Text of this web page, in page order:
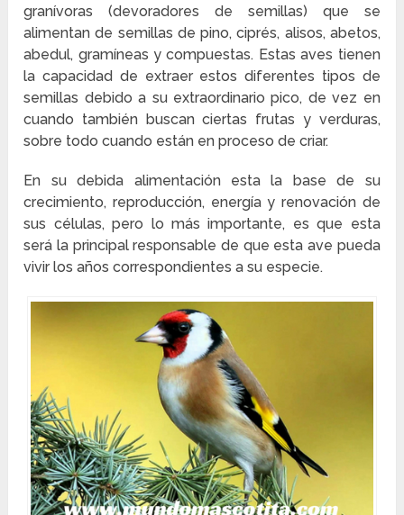
granívoras (devoradores de semillas) que se
alimentan de semillas de pino, ciprés, alisos, abetos,
abedul, gramíneas y compuestas. Estas aves tienen
la capacidad de extraer estos diferentes tipos de
semillas debido a su extraordinario pico, de vez en
cuando también buscan ciertas frutas y verduras,
sobre todo cuando están en proceso de criar.
En su debida alimentación esta la base de su
crecimiento, reproducción, energía y renovación de
sus células, pero lo más importante, es que esta
será la principal responsable de que esta ave pueda
vivir los años correspondientes a su especie.